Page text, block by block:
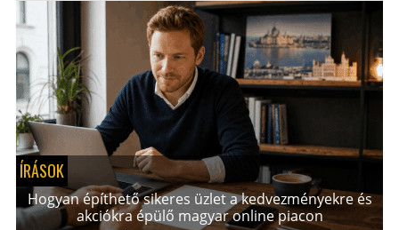
ÍRÁSOK
Hogyan építhető sikeres üzlet a kedvezményekre és
akciókra épülő magyar online piacon